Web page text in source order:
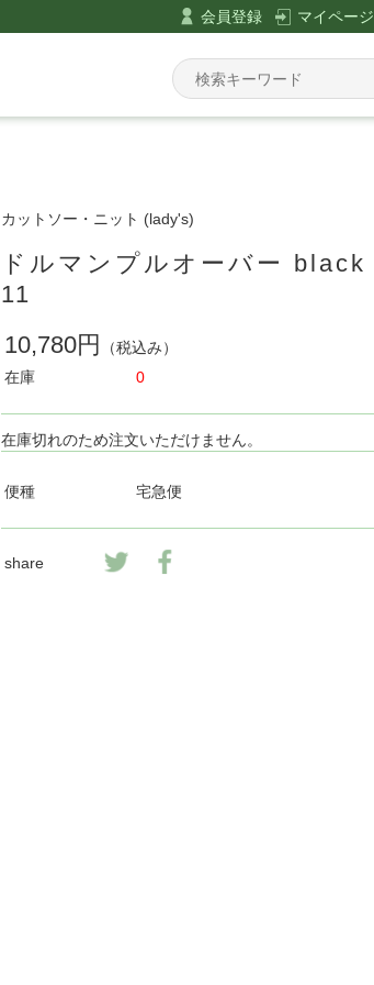
会員登録 マイページ
カットソー・ニット (lady's)
ドルマンプルオーバー
11
10,780円
（税込み）
在庫
0
在庫切れのため注文いただけません。
便種 宅急便
share